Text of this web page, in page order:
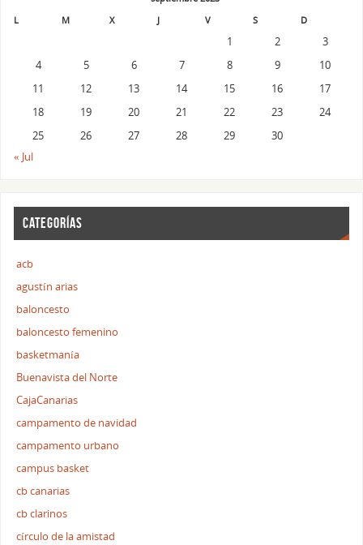
L
M X J V S D
1 2
3
4
5 6 7 8 9
10
11
12 13 14 15 16
17
18
19 20 21 22 23
24
25
26 27 28 29
30
« Jul
CATEGORÍAS
acb
agustín arias
baloncesto
baloncesto femenino
basketmanía
Buenavista del Norte
CajaCanarias
campamento de navidad
campamento urbano
campus basket
cb canarias
cb clarinos
círculo de la amistad